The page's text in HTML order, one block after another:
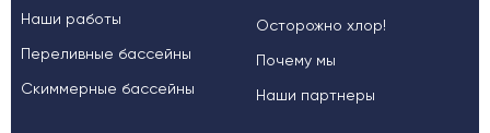
Наши работы
Переливные бассейны
Скиммерные бассейны
Осторожно хлор!
Почему мы
Наши партнеры